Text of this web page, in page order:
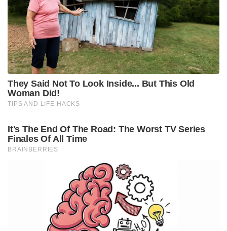
എന്നാണറിയുന്നത്.
ഒരു വര്‍ഷം ഏതാണ്ട് ഒരുലക്ഷത്തി
അന്‍പതിനായിരത്തോളം ജനങ്ങളാണ് ഇന്ത്യയില്‍
റോഡപകടങ്ങളില്‍ കൊല്ലപ്പെടുന്നത്. ഓരോ
ദിവസവും 1200 അപകടങ്ങളാണ് നടക്കുന്നത്. മിക്ക
അപകടങ്ങളിലും സമയത്ത് ചികിത്സയെത്തിച്ചാല്‍
മരണം ഒഴിവാക്കാം എന്നാണ് വിദഗ്ധാഭിപ്രായം.
ചികിത്സയ്ക്കായുള്ള പണമെത്തുന്നതു വരെ
പലപ്പോഴും ചികിത്സ താമസിപ്പിക്കാറുള്ളതുകൊണ്ട്
വിലയേറിയ മനുഷ്യജീവനുകളാണ് നഷ്ടപ്പെടുന്നത്.
അത് ഈ പദ്ധതി നടപ്പിലാക്കുന്നതോടെ
ഒഴിവാക്കാനാകുമെന്നാണ് കരുതുന്നത്.
അപകടം നടക്കുന്ന സമയം ഏതെങ്കിലും
ക്ഷേമനിധിയില്‍ അംഗമായിട്ടുള്ള വാഹനങ്ങളില്‍
നിന്ന് അപകടം സംഭവിക്കുന്നവര്‍ക്ക് ജനറല്‍